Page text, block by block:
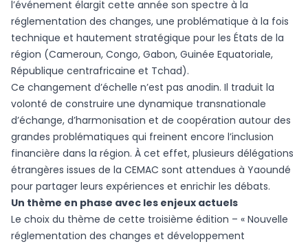
l’événement élargit cette année son spectre à la
réglementation des changes, une problématique à la fois
technique et hautement stratégique pour les États de la
région (Cameroun, Congo, Gabon, Guinée Equatoriale,
République centrafricaine et Tchad).
Ce changement d’échelle n’est pas anodin. Il traduit la
volonté de construire une dynamique transnationale
d’échange, d’harmonisation et de coopération autour des
grandes problématiques qui freinent encore l’inclusion
financière dans la région. À cet effet, plusieurs délégations
étrangères issues de la CEMAC sont attendues à Yaoundé
pour partager leurs expériences et enrichir les débats.
Un thème en phase avec les enjeux actuels
Le choix du thème de cette troisième édition – « Nouvelle
réglementation des changes et développement